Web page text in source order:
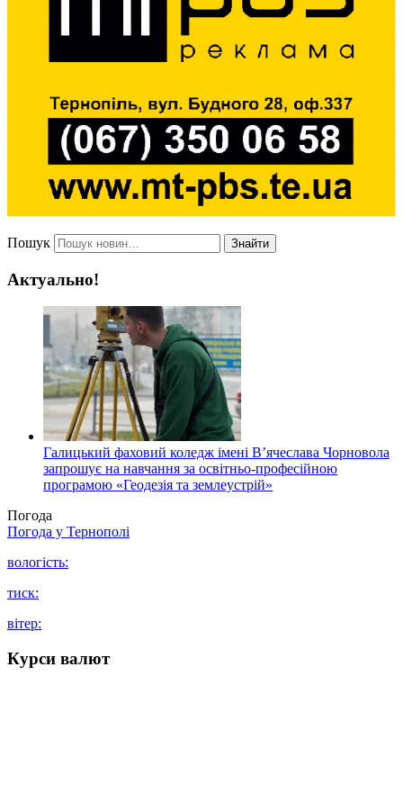
Пошук Знайти
Актуально!
Галицький фаховий коледж імені В’ячеслава Чорновола
запрошує на навчання за освітньо-професійною
програмою «Геодезія та землеустрій»
Погода
Погода у Тернополі
вологість:
тиск:
вітер:
Курси валют